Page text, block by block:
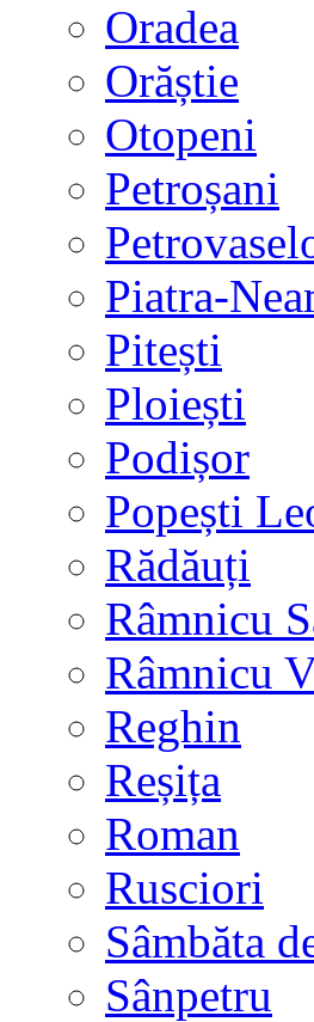
Oradea
Orăștie
Otopeni
Petroșani
Piatra-
Pitești
Ploiești
Podișor
Popești
Rădăuți
Râmnicu
Râmnicu
Reghin
Reșița
Roman
Rusciori
Sâmbăta
Sânpetru